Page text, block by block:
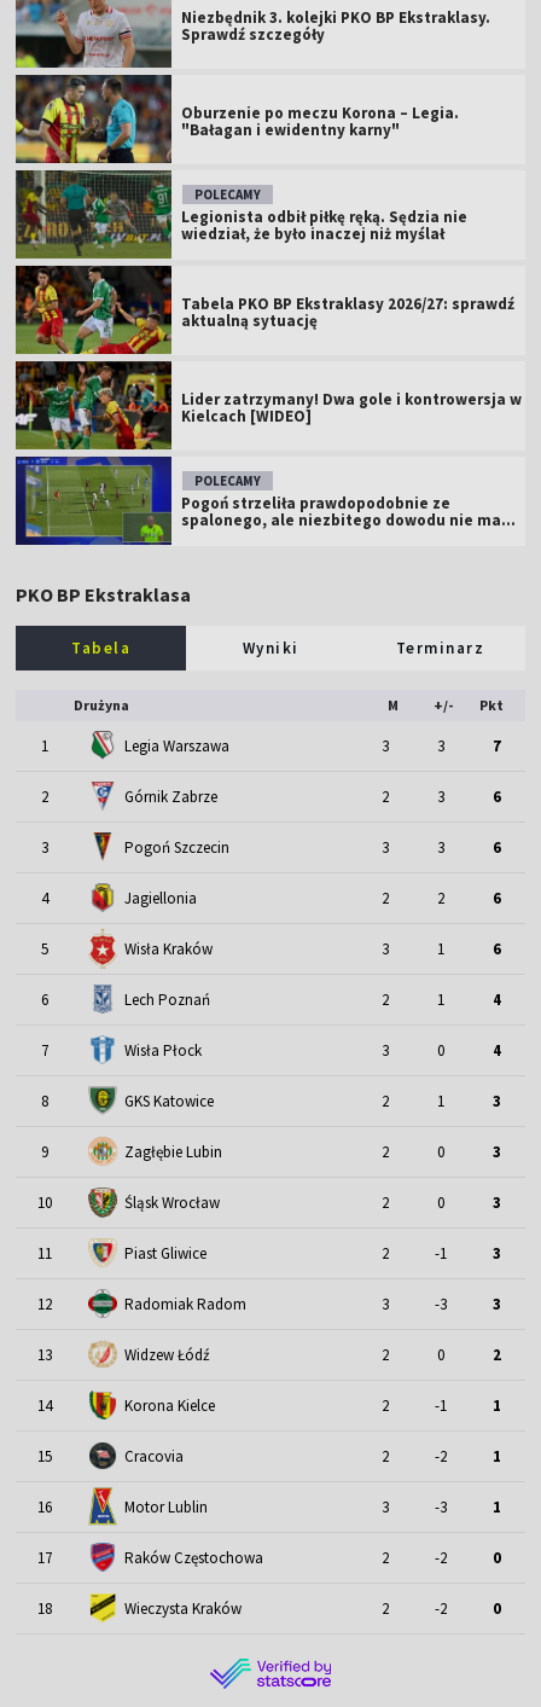
Niezbędnik 3. kolejki PKO BP Ekstraklasy.
Sprawdź szczegóły
Oburzenie po meczu Korona – Legia.
"Bałagan i ewidentny karny"
POLECAMY
Legionista odbił piłkę ręką. Sędzia nie
wiedział, że było inaczej niż myślał
Tabela PKO BP Ekstraklasy 2026/27: sprawdź
aktualną sytuację
Lider zatrzymany! Dwa gole i kontrowersja w
Kielcach [WIDEO]
POLECAMY
Pogoń strzeliła prawdopodobnie ze
spalonego, ale niezbitego dowodu nie ma...
PKO BP Ekstraklasa
Tabela Wyniki Terminarz
Drużyna M +/- Pkt
1 Legia Warszawa 3 3 7
2 Górnik Zabrze 2 3 6
3 Pogoń Szczecin 3 3 6
4 Jagiellonia 2 2 6
5 Wisła Kraków 3 1 6
6 Lech Poznań 2 1 4
7 Wisła Płock 3 0 4
8 GKS Katowice 2 1 3
9 Zagłębie Lubin 2 0 3
10 Śląsk Wrocław 2 0 3
11 Piast Gliwice 2 -1 3
12 Radomiak Radom 3 -3 3
13 Widzew Łódź 2 0 2
14 Korona Kielce 2 -1 1
15 Cracovia 2 -2 1
16 Motor Lublin 3 -3 1
17 Raków Częstochowa 2 -2 0
18 Wieczysta Kraków 2 -2 0